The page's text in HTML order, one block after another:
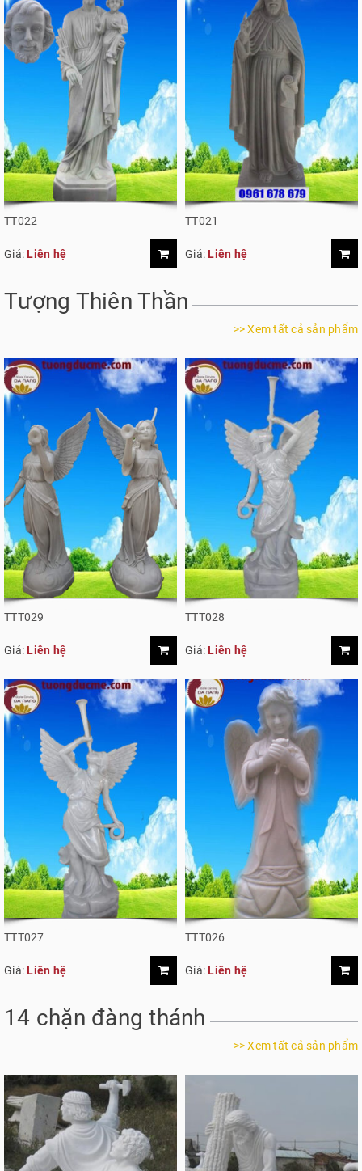
TT022
Giá:Liên hệ
TT021
Giá:Liên hệ
Tượng Thiên Thần
>> Xem tất cả sản phẩm
TTT029
Giá:Liên hệ
TTT028
Giá:Liên hệ
TTT027
Giá:Liên hệ
TTT026
Giá:Liên hệ
14 chặn đàng thánh
>> Xem tất cả sản phẩm